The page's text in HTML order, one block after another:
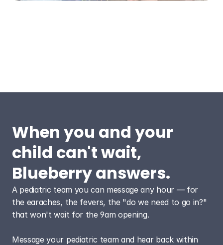
When you and your
child can't wait,
Blueberry answers.
A pediatric team you can message any hour — for
the earaches, the fevers, the "do we need to go in?"
that won't wait for the 9am opening.
Message your pediatric team and hear back within